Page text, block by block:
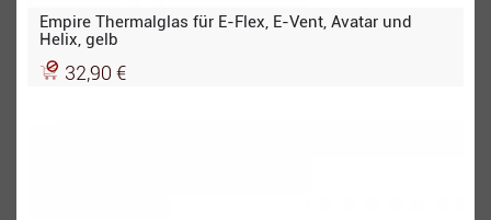
Empire Thermalglas für E-Flex, E-Vent, Avatar und
Helix, gelb
32,90 €